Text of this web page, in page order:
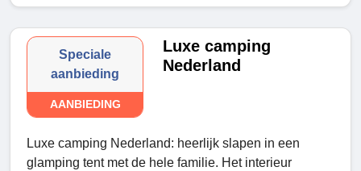
Speciale
aanbieding
AANBIEDING
Luxe camping
Nederland
Luxe camping Nederland: heerlijk slapen in een
glamping tent met de hele familie. Het interieur